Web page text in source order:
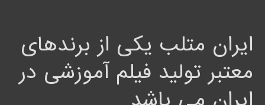
ایران متلب یکی از برندهای
معتبر تولید فیلم آموزشی در